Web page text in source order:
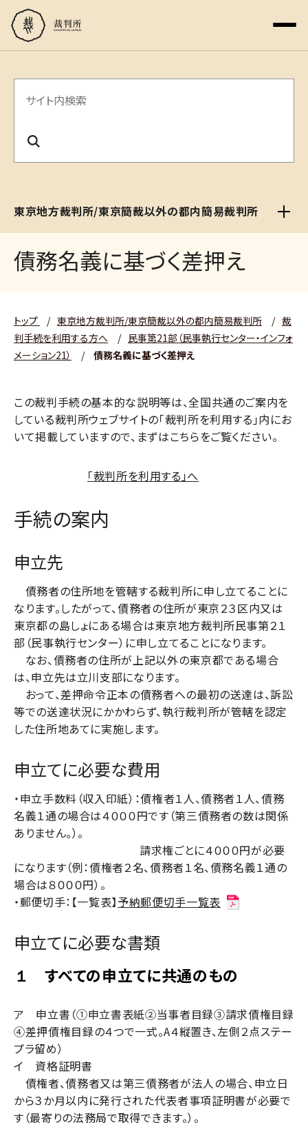
サ
内
索
東京地方裁判所/東京簡裁以外の都内簡易裁判所
債務名義に基づく差押え
トップ / 東京地方裁判所/東京簡裁以外の都内簡易裁判所 / 裁
判手続を利用する方へ
/ 民事第21部（民事執行センター・インフォ
メーション21）
/ 債務名義に基づく差押え
この裁判手続の基本的な説明等は、全国共通のご案内を
している裁判所ウェブサイトの｢裁判所を利用する｣内にお
いて掲載していますので、まずはこちらをご覧ください。
「裁判所を利用する」へ
手続の案内
申立先
債務者の住所地を管轄する裁判所に申し立てることに
なります。したがって、債務者の住所が東京２３区内又は
東京都の島しょにある場合は東京地方裁判所民事第２１
部（民事執行センター）に申し立てることになります。
なお、債務者の住所が上記以外の東京都である場合
は、申立先は立川支部になります。
おって、差押命令正本の債務者への最初の送達は、訴訟
等での送達状況にかかわらず、執行裁判所が管轄を認定
した住所地あてに実施します。
申立てに必要な費用
・申立手数料（収入印紙）：債権者１人、債務者１人、債務
名義１通の場合は４０００円です（第三債務者の数は関係
ありません。）。
請求権ごとに４０００円が必要
になります（例：債権者２名、債務者１名、債務名義１通の
場合は８０００円）。
・郵便切手：【一覧表】予納郵便切手一覧表
申立てに必要な書類
１すべての申立てに共通のもの
ア 申立書（①申立書表紙②当事者目録③請求債権目録
④差押債権目録の４つで一式。A４縦置き、左側２点ステー
プラ留め）
イ 資格証明書
債権者、債務者又は第三債務者が法人の場合、申立日
から３か月以内に発行された代表者事項証明書が必要で
す（最寄りの法務局で取得できます。）。